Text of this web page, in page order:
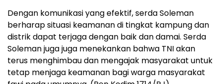
Dengan komunikasi yang efektif, serda Soleman
berharap situasi keamanan di tingkat kampung dan
distrik dapat terjaga dengan baik dan damai. Serda
Soleman juga juga menekankan bahwa TNI akan
terus menghimbau dan mengajak masyarakat untuk
tetap menjaga keamanan bagi warga masyarakat